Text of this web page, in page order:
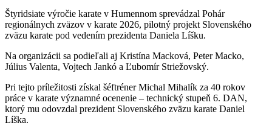
Štyridsiate výročie karate v Humennom sprevádzal Pohár
regionálnych zväzov v karate 2026, pilotný projekt Slovenského
zväzu karate pod vedením prezidenta Daniela Líšku.
Na organizácii sa podieľali aj Kristína Macková, Peter Macko,
Július Valenta, Vojtech Jankó a Ľubomír Striežovský.
Pri tejto príležitosti získal šéftréner Michal Mihalík za 40 rokov
práce v karate významné ocenenie – technický stupeň 6. DAN,
ktorý mu odovzdal prezident Slovenského zväzu karate Daniel
Líška.